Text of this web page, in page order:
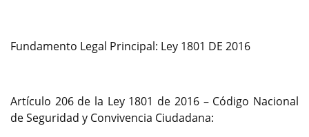
Fundamento Legal Principal: Ley 1801 DE 2016
Artículo 206 de la Ley 1801 de 2016 – Código Nacional
de Seguridad y Convivencia Ciudadana: